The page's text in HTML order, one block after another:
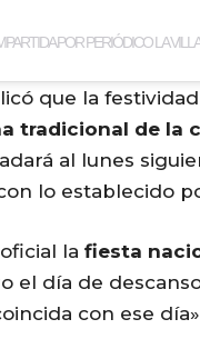
POR PERIÓDICO LA
que la
tradicional de la
al lunes
lo establecido
la fiesta
el día de
con ese